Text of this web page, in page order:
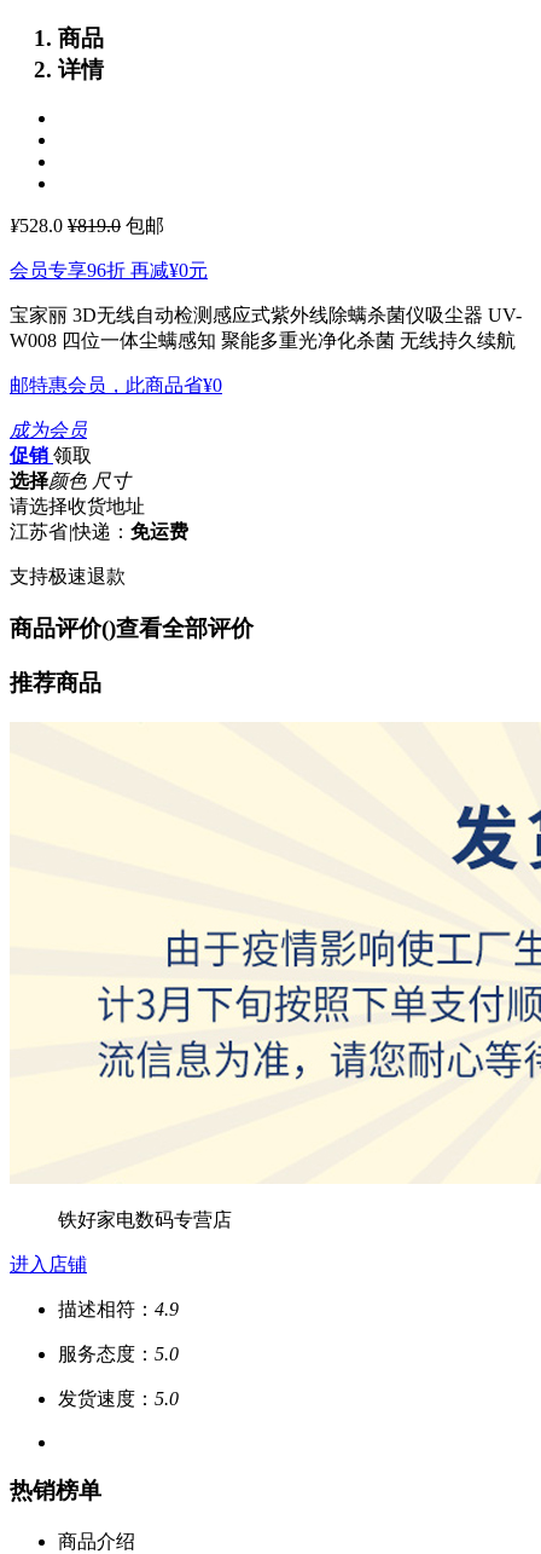
商品
详情
¥528.0 ¥819.0 包邮
会员专享96折 再减¥0元
宝家丽 3D无线自动检测感应式紫外线除螨杀菌仪吸尘器 UV-
W008 四位一体尘螨感知 聚能多重光净化杀菌 无线持久续航
邮特惠会员，此商品省¥0
成为会员
促销 领取
选择颜色 尺寸
请选择收货地址
江苏省|快递： 免运费
支持极速退款
商品评价()查看全部评价
推荐商品
铁好家电数码专营店
进入店铺
描述相符： 4.9
服务态度： 5.0
发货速度： 5.0
热销榜单
商品介绍